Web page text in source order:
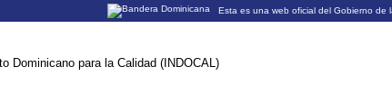
Esta es una web oficial del Gobierno de
Los sitios web oficiales utilizan .gob.do o .gov.do